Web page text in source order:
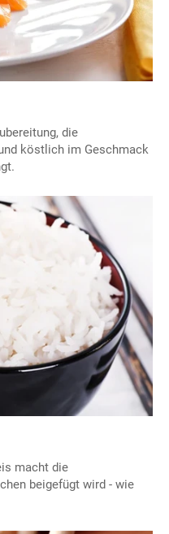
die
köstlich im Geschmack
macht die
beigefügt wird - wie